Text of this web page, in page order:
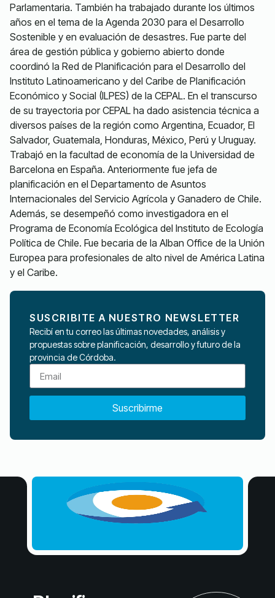
Parlamentaria. También ha trabajado durante los últimos
años en el tema de la Agenda 2030 para el Desarrollo
Sostenible y en evaluación de desastres. Fue parte del
área de gestión pública y gobierno abierto donde
coordinó la Red de Planificación para el Desarrollo del
Instituto Latinoamericano y del Caribe de Planificación
Económico y Social (ILPES) de la CEPAL. En el transcurso
de su trayectoria por CEPAL ha dado asistencia técnica a
diversos países de la región como Argentina, Ecuador, El
Salvador, Guatemala, Honduras, México, Perú y Uruguay.
Trabajó en la facultad de economía de la Universidad de
Barcelona en España. Anteriormente fue jefa de
planificación en el Departamento de Asuntos
Internacionales del Servicio Agrícola y Ganadero de Chile.
Además, se desempeñó como investigadora en el
Programa de Economía Ecológica del Instituto de Ecología
Política de Chile. Fue becaria de la Alban Office de la Unión
Europea para profesionales de alto nivel de América Latina
y el Caribe.
SUSCRIBITE A NUESTRO NEWSLETTER
Recibí en tu correo las últimas novedades, análisis y
propuestas sobre planificación, desarrollo y futuro de la
provincia de Córdoba.
Suscribirme